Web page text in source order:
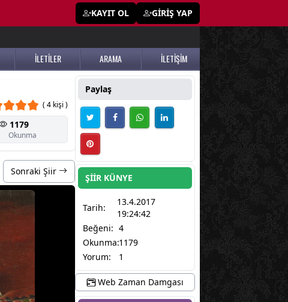
KAYIT OL GİRİŞ YAP
İLETİLER ARAMA İLETİŞİM
( 4 kişi )
1179
Okunma
Sonraki Şiir
Paylaş
ŞİİR KÜNYE
Tarih:
13.4.2017
19:24:42
Beğeni: 4
Okunma:1179
Yorum:
1
Web Zaman Damgası